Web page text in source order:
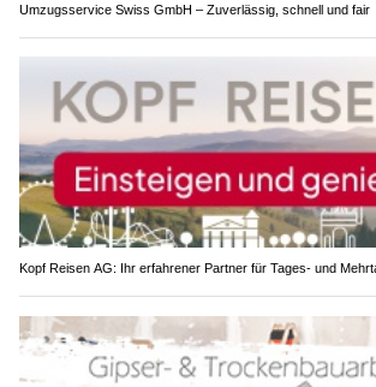
Umzugsservice Swiss GmbH – Zuverlässig, schnell und fair
Kopf Reisen AG: Ihr erfahrener Partner für Tages- und